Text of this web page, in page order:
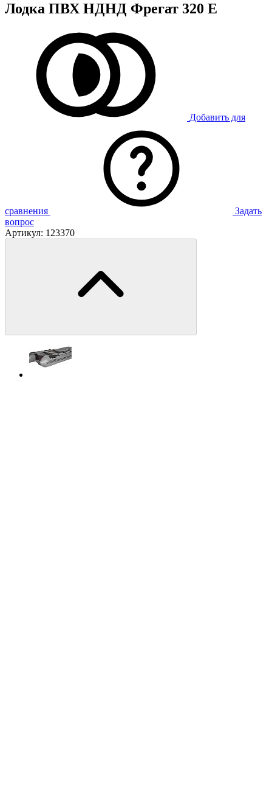
Лодка ПВХ НДНД Фрегат 320 Е
Добавить для
сравнения
Задать
вопрос
Артикул: 123370